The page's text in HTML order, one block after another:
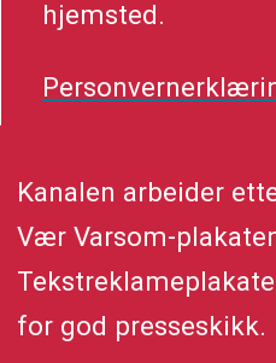
hjemsted.
Kanalen arbeider
Vær Varsom-
for god presseskikk.